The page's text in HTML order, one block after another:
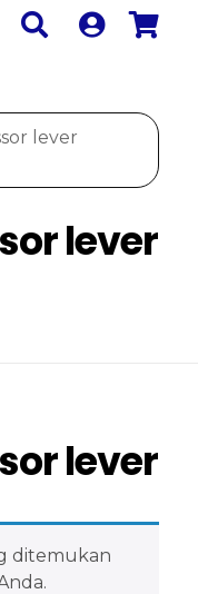
lever
lever
lever
ditemukan